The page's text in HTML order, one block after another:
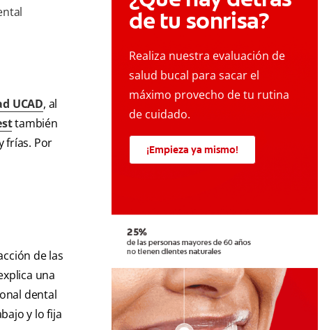
UCAD, al
también
frías. Por
de las
una
dental
y lo fija
de tu sonrisa?
Realiza nuestra evaluación de
salud bucal para sacar el
máximo provecho de tu rutina
de cuidado.
¡Empieza ya mismo!